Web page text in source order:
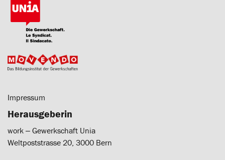
Impressum
Herausgeberin
work ‒ Gewerkschaft Unia
Weltpoststrasse 20, 3000 Bern